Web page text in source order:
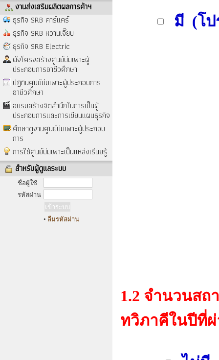
งานส่งเสริมผลิตผลการค้าฯ
ธุรกิจ SRB คาร์แคร์
ธุรกิจ SRB หวานเจี๊ยบ
ธุรกิจ SRB Electric
ผังโครงสร้างศูนย์บ่มเพาะผู้
ประกอบการอาชีวศึกษา
ปฎิทินศูนย์บ่มเพาะผู้ประกอบการ
อาชีวศึกษา
อบรมสร้างจิตสำนึกในการเป็นผู้
ประกอบการและการเขียนแผนธุรกิจ
ศึกษาดูงานศูนย์บ่มเพาะผู้ประกอบ
การ
การใช้ศูนย์บ่มเพาะเป็นแหล่งเรีนยรู้
สำหรับผู้ดูแลระบบ
ชื่อผู้ใช้
รหัสผ่าน
• ลืมรหัสผ่าน
มี (โป
1.2 จำนวนสถ
ทวิภาคีในปีที่